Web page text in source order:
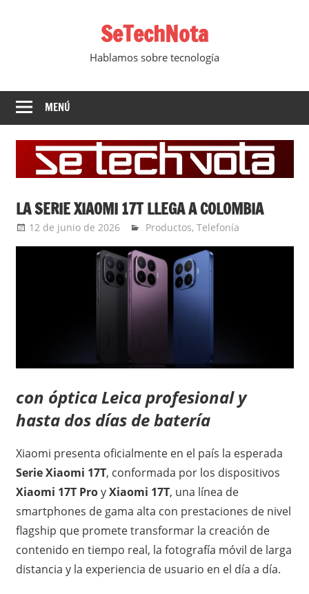
SeTechNota
Hablamos sobre tecnología
MENÚ
LA SERIE XIAOMI 17T LLEGA A COLOMBIA
12 de junio de 2026 Ernesto Herrera
Productos, Telefonía
con óptica Leica profesional y
hasta dos días de batería
Xiaomi presenta oficialmente en el país la esperada
Serie Xiaomi 17T, conformada por los dispositivos
Xiaomi 17T ProyXiaomi 17T, una línea de
smartphones de gama alta con prestaciones de nivel
flagship que promete transformar la creación de
contenido en tiempo real, la fotografía móvil de larga
distancia y la experiencia de usuario en el día a día.